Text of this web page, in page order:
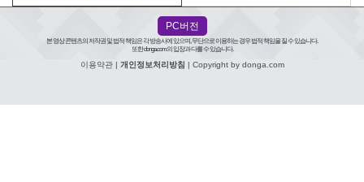
PC버전
본 영상 콘텐츠의 저작권 및 법적 책임은 각 방송사에 있으며, 무단으로 이용하는 경우 법적 책임을 질 수 있습니다.
또한 donga.com의 입장과 다를 수 있습니다.
이용약관| 개인정보처리방침 | Copyright by donga.com